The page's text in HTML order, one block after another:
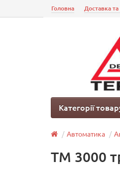
Головна Доставка
Категорії
Автоматика
ТМ 3000